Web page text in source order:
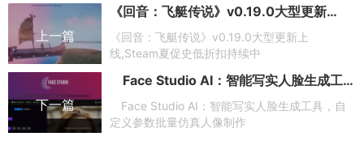
上一篇
《回音：飞艇传说》v0.19.0大型更新上线,Steam夏促史低折扣持续中
《回音：飞艇传说》v0.19.0大型更新上
线,Steam夏促史低折扣持续中
下一篇
Face Studio AI：智能写实人脸生成工具，自定义参数批量仿真人像制作
Face Studio AI：智能写实人脸生成工具，自
定义参数批量仿真人像制作